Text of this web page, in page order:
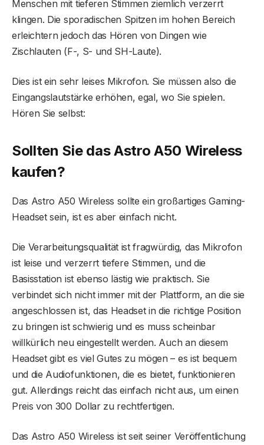
Menschen mit tieferen Stimmen ziemlich verzerrt
klingen. Die sporadischen Spitzen im hohen Bereich
erleichtern jedoch das Hören von Dingen wie
Zischlauten (F-, S- und SH-Laute).
Dies ist ein sehr leises Mikrofon. Sie müssen also die
Eingangslautstärke erhöhen, egal, wo Sie spielen.
Hören Sie selbst:
Sollten Sie das Astro A50 Wireless
kaufen?
Das Astro A50 Wireless sollte ein großartiges Gaming-
Headset sein, ist es aber einfach nicht.
Die Verarbeitungsqualität ist fragwürdig, das Mikrofon
ist leise und verzerrt tiefere Stimmen, und die
Basisstation ist ebenso lästig wie praktisch. Sie
verbindet sich nicht immer mit der Plattform, an die sie
angeschlossen ist, das Headset in die richtige Position
zu bringen ist schwierig und es muss scheinbar
willkürlich neu eingestellt werden. Auch an diesem
Headset gibt es viel Gutes zu mögen – es ist bequem
und die Audiofunktionen, die es bietet, funktionieren
gut. Allerdings reicht das einfach nicht aus, um einen
Preis von 300 Dollar zu rechtfertigen.
Das Astro A50 Wireless ist seit seiner Veröffentlichung